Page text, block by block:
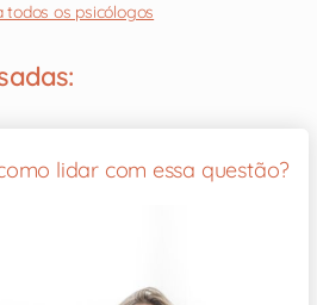
todos os psicólogos
lidar com essa questão?